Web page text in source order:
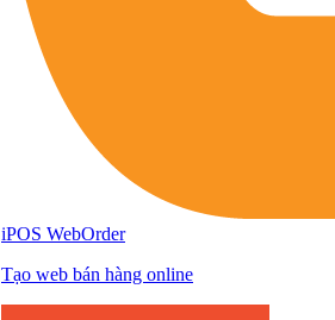
iPOS WebOrder
Tạo web bán hàng online